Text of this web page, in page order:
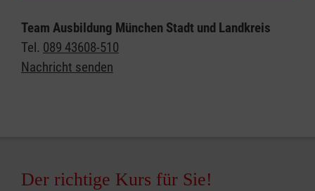
Team Ausbildung München Stadt und Landkreis
Tel. 089 43608-510
Nachricht senden
Der richtige Kurs für Sie!